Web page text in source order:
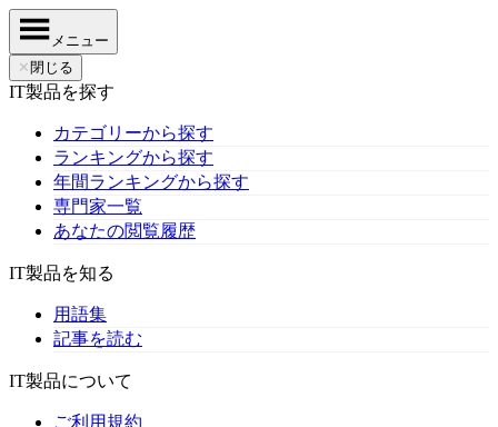
メニュー
✕ 閉じる
IT製品を探す
カテゴリーから探す
ランキングから探す
年間ランキングから探す
専門家一覧
あなたの閲覧履歴
IT製品を知る
用語集
記事を読む
IT製品について
ご利用規約